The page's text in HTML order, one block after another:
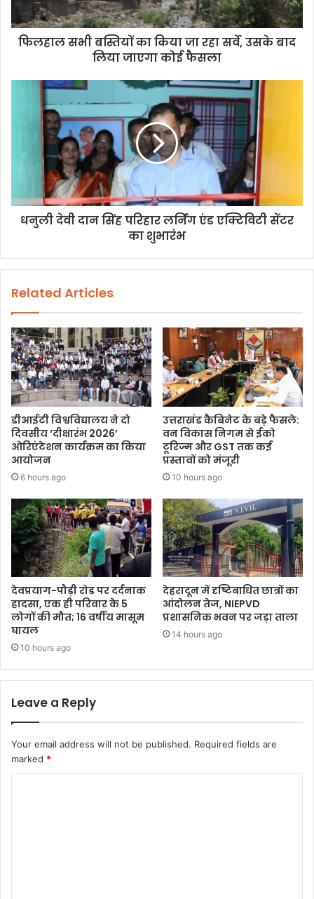
फिलहाल सभी बस्तियों का किया जा रहा सर्वे, उसके बाद
लिया जाएगा कोई फैसला
धनुली देवी दान सिंह परिहार लर्निंग एंड एक्टिविटी सेंटर
का शुभारंभ
Related Articles
डीआईटी विश्वविद्यालय ने दो
दिवसीय ‘दीक्षारंभ 2026’
ओरिएंटेशन कार्यक्रम का किया
आयोजन
6 hours ago
उत्तराखंड कैबिनेट के बड़े फैसले:
वन विकास निगम से ईको
टूरिज्म और GST तक कई
प्रस्तावों को मंजूरी
10 hours ago
देवप्रयाग-पौड़ी रोड पर दर्दनाक
हादसा, एक ही परिवार के 5
लोगों की मौत; 16 वर्षीय मासूम
घायल
10 hours ago
देहरादून में दृष्टिबाधित छात्रों का
आंदोलन तेज, NIEPVD
प्रशासनिक भवन पर जड़ा ताला
14 hours ago
Leave a Reply
Your email address will not be published. Required fields are
marked *